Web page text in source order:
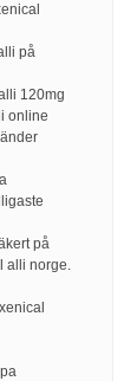
på
120mg
online
på
alli norge.